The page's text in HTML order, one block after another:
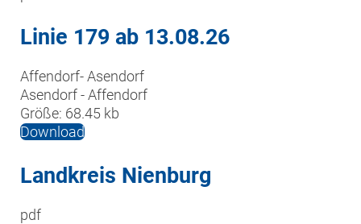
Linie 179 ab 13.08.26
Affendorf- Asendorf
Asendorf - Affendorf
Größe: 68.45 kb
Download
Landkreis Nienburg
pdf